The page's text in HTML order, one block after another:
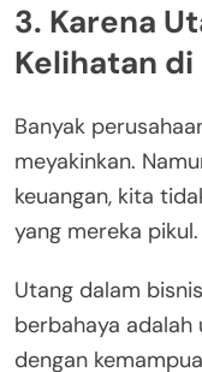
3. Karena
Kelihatan di
Banyak
meyakinkan.
keuangan, kita
yang mereka pikul.
Utang dalam
berbahaya
dengan